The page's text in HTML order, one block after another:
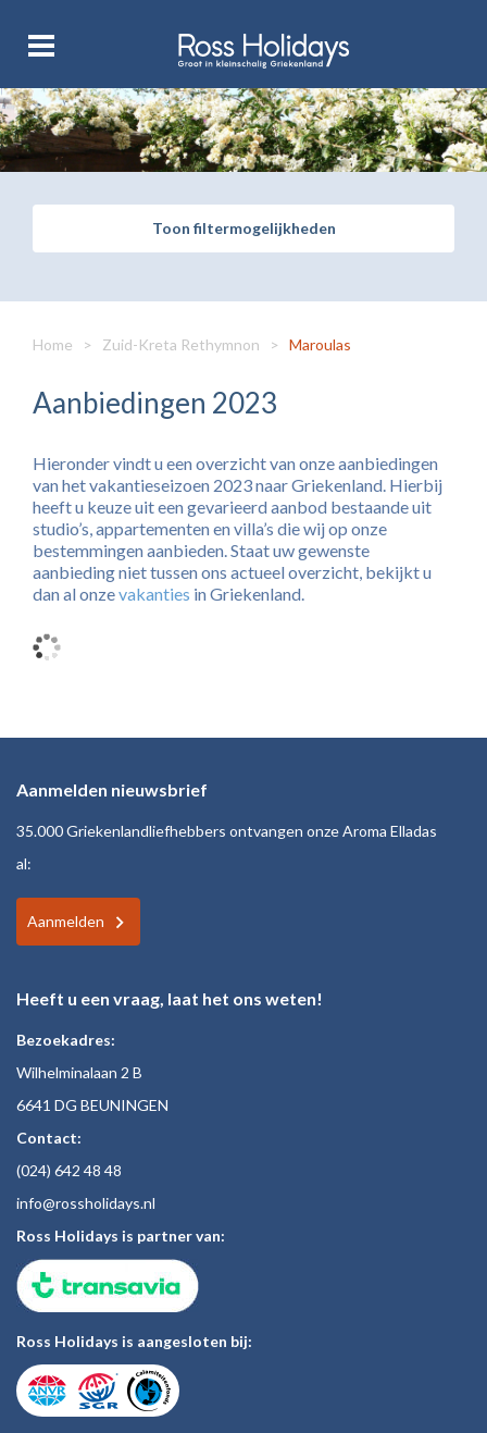
Toon filtermogelijkheden
Home > Zuid-Kreta Rethymnon > Maroulas
Aanbiedingen 2023
Hieronder vindt u een overzicht van onze aanbiedingen
van het vakantieseizoen 2023 naar Griekenland. Hierbij
heeft u keuze uit een gevarieerd aanbod bestaande uit
studio’s, appartementen en villa’s die wij op onze
bestemmingen aanbieden. Staat uw gewenste
aanbieding niet tussen ons actueel overzicht, bekijkt u
dan al onzevakanties in Griekenland.
Aanmelden nieuwsbrief
35.000 Griekenlandliefhebbers ontvangen onze Aroma Elladas
al:
Aanmelden
Heeft u een vraag, laat het ons weten!
Bezoekadres:
Wilhelminalaan 2 B
6641 DG BEUNINGEN
Contact:
(024) 642 48 48
info@rossholidays.nl
Ross Holidays is partner van:
Ross Holidays is aangesloten bij: